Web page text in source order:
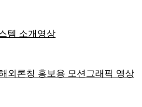
템 소개영상
외론칭 홍보용 모션그래픽 영상